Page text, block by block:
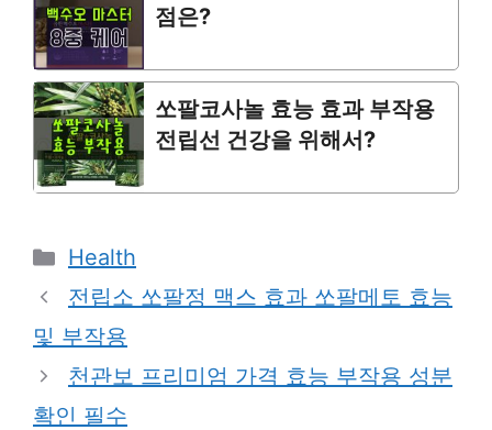
점은?
쏘팔코사놀 효능 효과 부작용
전립선 건강을 위해서?
Categories
Health
전립소 쏘팔정 맥스 효과 쏘팔메토 효능
및 부작용
천관보 프리미엄 가격 효능 부작용 성분
확인 필수